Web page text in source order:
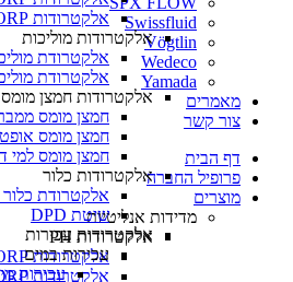
Swissfluid
Vögtlin
Wedeco
Yamada
מאמרים
צור קשר
דף הבית
פרופיל החברה
מוצרים
מדידות אנליטיות
אלקטרודות PH
אלקטרודות PH/ORP
אלקטרודות PH/ORP דיפרנציאליות
אלקטרודות PH/ORP דיפרנציאליות
אלקטרודות מוליכות
אלקטרודת
אלקטרודת
אלקטרודות חמצן מומס
חמצן מומס
חמצן מומס
חמצן מומס למי
אלקטרודות כלור
אלקטרודת כלור
שיטת DPD
אלקטרודות עכירות
עכירות במים
עכירות